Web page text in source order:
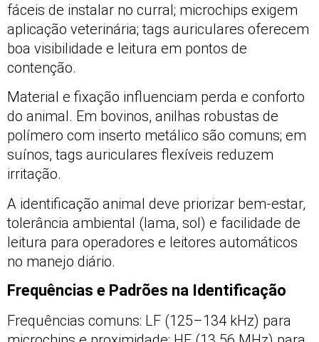
fáceis de instalar no curral; microchips exigem
aplicação veterinária; tags auriculares oferecem
boa visibilidade e leitura em pontos de
contenção.
Material e fixação influenciam perda e conforto
do animal. Em bovinos, anilhas robustas de
polímero com inserto metálico são comuns; em
suínos, tags auriculares flexíveis reduzem
irritação.
A identificação animal deve priorizar bem-estar,
tolerância ambiental (lama, sol) e facilidade de
leitura para operadores e leitores automáticos
no manejo diário.
Frequências e Padrões na Identificação
Frequências comuns: LF (125–134 kHz) para